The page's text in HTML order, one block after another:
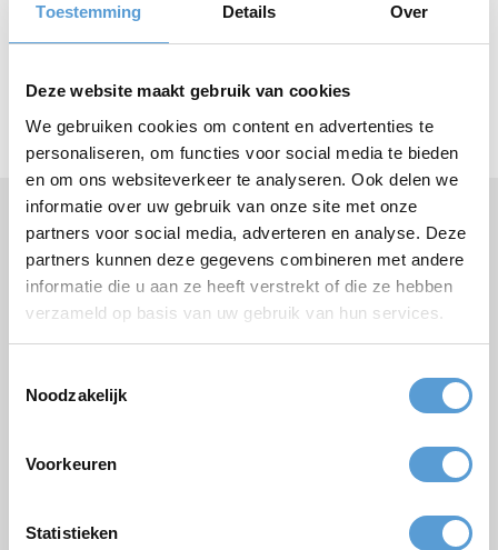
Toestemming Details Over
Deze website maakt gebruik van cookies
We gebruiken cookies om content en advertenties te
personaliseren, om functies voor social media te bieden
en om ons websiteverkeer te analyseren. Ook delen we
informatie over uw gebruik van onze site met onze
partners voor social media, adverteren en analyse. Deze
partners kunnen deze gegevens combineren met andere
informatie die u aan ze heeft verstrekt of die ze hebben
verzameld op basis van uw gebruik van hun services.
Noodzakelijk
Voorkeuren
Statistieken
Scheveningen Beach oder Outdoor-Aktivitäten in Den Haag, Zuid-
Holland. Eine große Auswahl an Ideen für Ihren Betriebsausflug in
sportlicher Outdoor-Action, kulturellen Highlights oder einem
kulinarischen Tag für Genießer. Wir freuen uns schon aufs nächste
Treffen!
Brauchen Sie Hilfe oder haben Sie Fragen?
Rufen Sie+31 (0)70 221 0359an oder stellen Sie Ihre
Frage
Kostenloses Angebot:
Paket